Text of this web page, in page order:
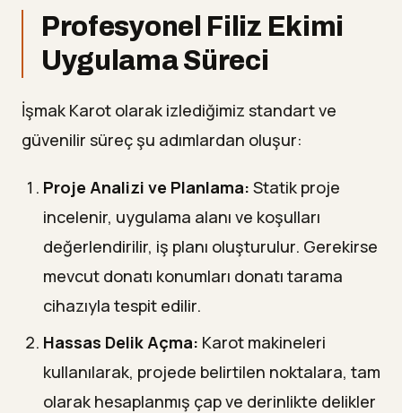
Profesyonel Filiz Ekimi
Uygulama Süreci
İşmak Karot olarak izlediğimiz standart ve
güvenilir süreç şu adımlardan oluşur:
Proje Analizi ve Planlama: Statik proje
incelenir, uygulama alanı ve koşulları
değerlendirilir, iş planı oluşturulur. Gerekirse
mevcut donatı konumları donatı tarama
cihazıyla tespit edilir.
Hassas Delik Açma: Karot makineleri
kullanılarak, projede belirtilen noktalara, tam
olarak hesaplanmış çap ve derinlikte delikler